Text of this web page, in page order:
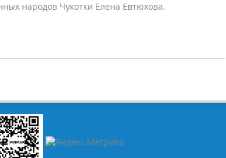
народов Чукотки Елена Евтюхова.